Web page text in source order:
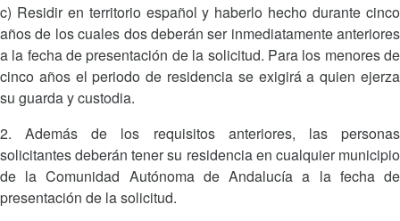
c) Residir en territorio español y haberlo hecho durante cinco
años de los cuales dos deberán ser inmediatamente anteriores
a la fecha de presentación de la solicitud. Para los menores de
cinco años el periodo de residencia se exigirá a quien ejerza
su guarda y custodia.
2. Además de los requisitos anteriores, las personas
solicitantes deberán tener su residencia en cualquier municipio
de la Comunidad Autónoma de Andalucía a la fecha de
presentación de la solicitud.